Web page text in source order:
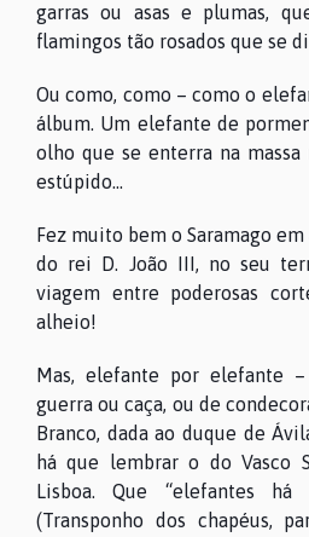
garras ou asas e plumas,
flamingos tão rosados que se
Ou como, como – como o
álbum. Um elefante de
olho que se enterra na
estúpido...
Fez muito bem o Saramago
do rei D. João III, no seu
viagem entre poderosas
alheio!
Mas, elefante por elefante
guerra ou caça, ou de
Branco, dada ao duque de
há que lembrar o do Vasco
Lisboa. Que “elefantes há
(Transponho dos chapéus,